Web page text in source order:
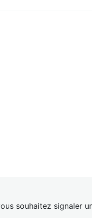
souhaitez signaler